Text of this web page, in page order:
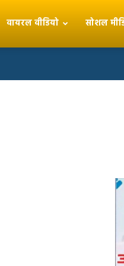
वायरल वीडियो सोशल